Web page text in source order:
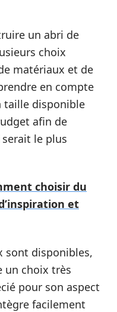
un abri de
choix
matériaux et de
en compte
taille disponible
afin de
le plus
choisir du
et
sont disponibles,
un choix très
pour son aspect
facilement